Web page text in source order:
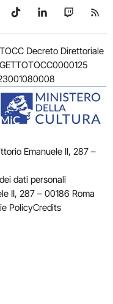
WhatsApp
su Telegram
Seguici su TikTok
Seguici su
Seguici
Decreto Direttoriale
Emanuele II, 287 –
dati personali
II, 287 – 00186 Roma
PolicyCredits